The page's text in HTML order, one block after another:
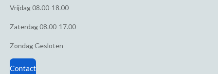
Vrijdag08.00-18.00
Zaterdag08.00-17.00
ZondagGesloten
Contact